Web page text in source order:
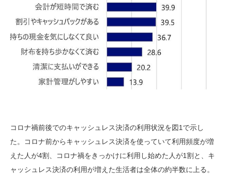
コロナ禍前後でのキャッシュレス決済の利用状況を図1 で示し
た。コロナ前からキャッシュレス決済を使っていて利用頻度が増
えた人が4割、コロナ禍をきっかけに利用し始めた人が1割と、キ
ャッシュレス決済の利用が増えた生活者は全体の約半数に上る。